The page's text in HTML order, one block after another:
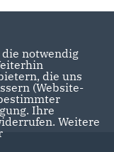
die notwendig
die uns
(Website-
Ihre
Weitere